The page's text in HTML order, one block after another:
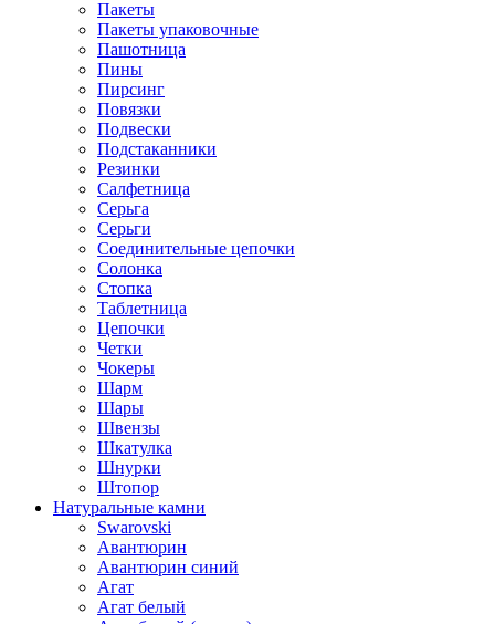
Пакеты
Пакеты упаковочные
Пашотница
Пины
Пирсинг
Повязки
Подвески
Подстаканники
Резинки
Салфетница
Серьга
Серьги
Соединительные цепочки
Солонка
Стопка
Таблетница
Цепочки
Четки
Чокеры
Шарм
Шары
Швензы
Шкатулка
Шнурки
Штопор
Натуральные камни
Swarovski
Авантюрин
Авантюрин синий
Агат
Агат белый